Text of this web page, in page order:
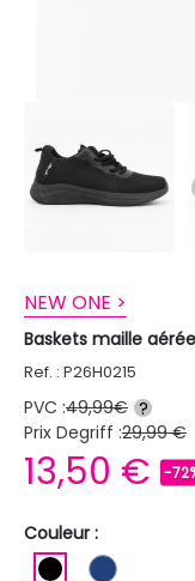
NEW ONE >
Baskets maille
Ref. : P26H0215
PVC :49,99€ ?
Prix Degriff :29,99 €
13,50 € -
Couleur :
NOIR BLEU